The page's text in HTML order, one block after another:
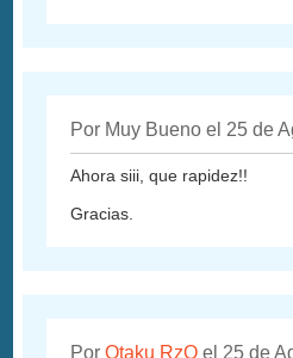
Por Muy Bueno el 25 de
Ahora siii, que rapidez!!
Gracias.
PorOtaku RzO el 25 de